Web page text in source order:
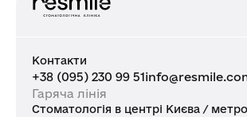
Контакти
+38 (095) 230 99 51
Гаряча лінія
Стоматологія в центрі Києва /